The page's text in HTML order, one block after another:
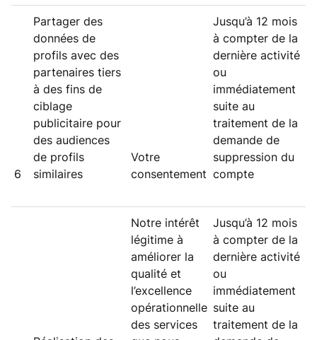
6
Partager des
données de
profils avec des
partenaires tiers
à des fins de
ciblage
publicitaire pour
des audiences
de profils
similaires
Votre
consentement
Jusqu’à 12 mois
à compter de la
dernière activité
ou
immédiatement
suite au
traitement de la
demande de
suppression du
compte
Notre intérêt
légitime à
améliorer la
qualité et
l’excellence
opérationnelle
des services
Jusqu’à 12 mois
à compter de la
dernière activité
ou
immédiatement
suite au
traitement de la